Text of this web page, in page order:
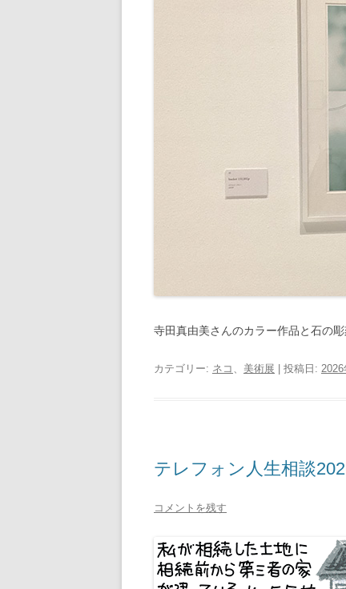
寺田真由美さんのカラー作品と石の
カテゴリー: ネコ 、 美術展 | 投稿日: 2026
テレフォン人生相談
コメントを残す